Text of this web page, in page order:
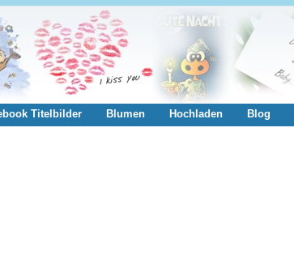
Titelbilder Blumen Hochladen Blog